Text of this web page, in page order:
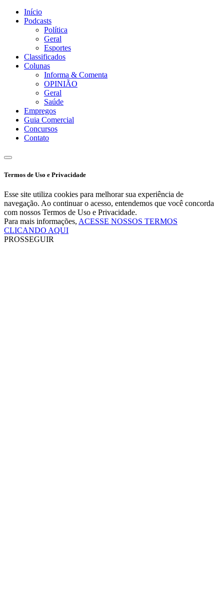
Início
Podcasts
Política
Geral
Esportes
Classificados
Colunas
Informa & Comenta
OPINIÃO
Geral
Saúde
Empregos
Guia Comercial
Concursos
Contato
Termos de Uso e Privacidade
Esse site utiliza cookies para melhorar sua experiência de
navegação. Ao continuar o acesso, entendemos que você concorda
com nossos Termos de Uso e Privacidade.
Para mais informações, ACESSE NOSSOS TERMOS
CLICANDO AQUI
PROSSEGUIR